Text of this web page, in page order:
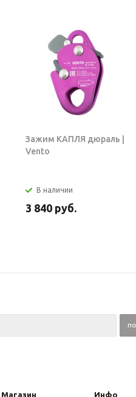
Зажим КАПЛЯ дюраль |
Vento
В наличии
3 840 руб.
Магазин Инфо